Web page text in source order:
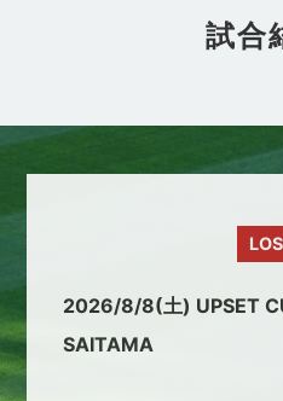
試合
2026/8/8(土) UPSET
SAITAMA